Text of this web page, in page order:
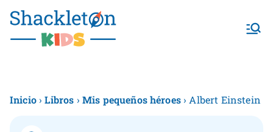
Shackletonk
Inicio›Libros › Mis pequeños héroes› Albert Einstein